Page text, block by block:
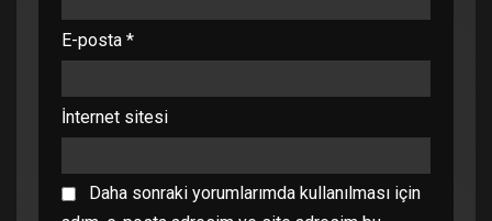
E-posta *
İnternet sitesi
Daha sonraki yorumlarımda kullanılması için